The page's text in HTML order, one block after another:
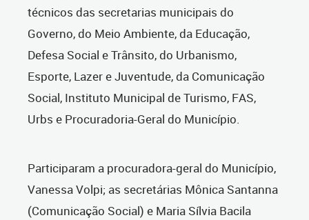
técnicos das secretarias municipais do
Governo, do Meio Ambiente, da Educação,
Defesa Social e Trânsito, do Urbanismo,
Esporte, Lazer e Juventude, da Comunicação
Social, Instituto Municipal de Turismo, FAS,
Urbs e Procuradoria-Geral do Município.
Participaram a procuradora-geral do Município,
Vanessa Volpi; as secretárias Mônica Santanna
(Comunicação Social) e Maria Sílvia Bacila